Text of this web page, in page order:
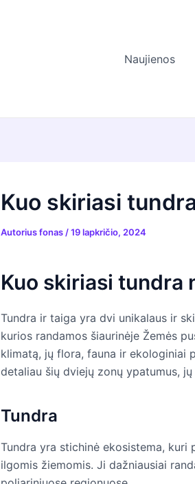
Naujienos
Kuo skiriasi
Autoriusfonas /19 lapkričio, 2024
Kuo skiriasi tundra
Tundra ir taiga yra dvi unikalaus ir
kurios randamos šiaurinėje Žemės
klimatą, jų flora, fauna ir ekologiniai
detaliau šių dviejų zonų ypatumus,
Tundra
Tundra yra stichinė ekosistema,
ilgomis žiemomis. Ji dažniausiai